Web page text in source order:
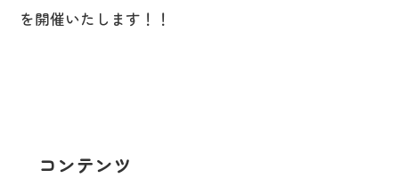
を開催いたします！！
コンテンツ